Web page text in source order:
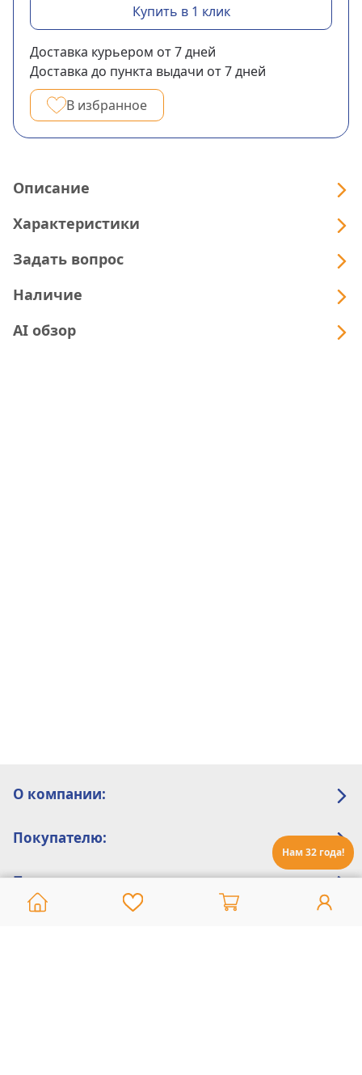
Нам 32 года!
Купить в 1 клик
Доставка курьером от 7дней
Доставка до пункта выдачи от 7дней
В избранное
Описание
Характеристики
Задать вопрос
Наличие
AI обзор
О компании:
Покупателю:
Помощь: